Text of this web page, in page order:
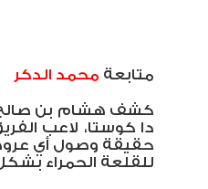
متابعة محمد الدكر
كشف هشام بن صالح،
دا كوستا، لاعب
حقيقة وصول أي عروض
للقلعة الحمراء